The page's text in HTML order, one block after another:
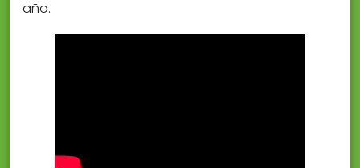
año.